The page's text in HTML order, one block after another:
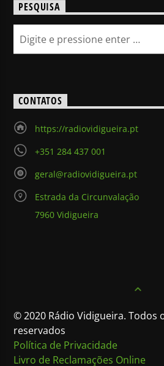
PESQUISA
CONTATOS
https://radiovidigueira.pt
+351 284 437 001
geral@radiovidigueira.pt
Estrada da Circunvalação
7960 Vidigueira
© 2020 Rádio Vidigueira. Todos
reservados
Política de Privacidade
Livro de Reclamações Online